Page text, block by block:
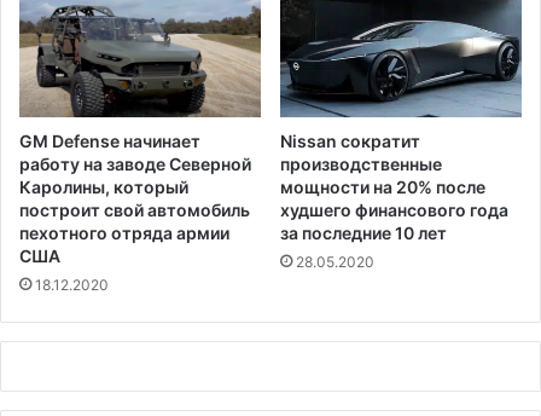
GM Defense начинает
работу на заводе Северной
Каролины, который
построит свой автомобиль
пехотного отряда армии
США
18.12.2020
Nissan сократит
производственные
мощности на 20% после
худшего финансового года
за последние 10 лет
28.05.2020